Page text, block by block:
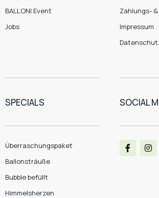
BALLONI Event
Jobs
Zahlungs-
Impressum
SPECIALS
Überraschungspaket
Ballonsträuße
Bubble befüllt
Himmelsherzen
SOCIAL